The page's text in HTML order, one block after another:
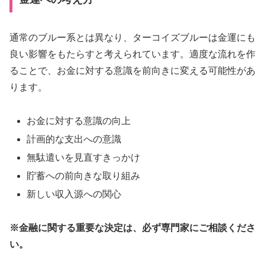
通常のブルー系とは異なり、ターコイズブルーは金運にも
良い影響をもたらすと考えられています。適度な流れを作
ることで、お金に対する意識を前向きに変える可能性があ
ります。
お金に対する意識の向上
計画的な支出への意識
無駄遣いを見直すきっかけ
貯蓄への前向きな取り組み
新しい収入源への関心
※金融に関する重要な決定は、必ず専門家にご相談くださ
い。